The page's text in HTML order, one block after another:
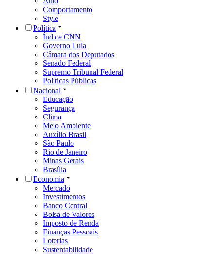
Comportamento
Style
Política
Índice CNN
Governo Lula
Câmara dos Deputados
Senado Federal
Supremo Tribunal Federal
Políticas Públicas
Nacional
Educação
Segurança
Clima
Meio Ambiente
Auxílio Brasil
São Paulo
Rio de Janeiro
Minas Gerais
Brasília
Economia
Mercado
Investimentos
Banco Central
Bolsa de Valores
Imposto de Renda
Finanças Pessoais
Loterias
Sustentabilidade